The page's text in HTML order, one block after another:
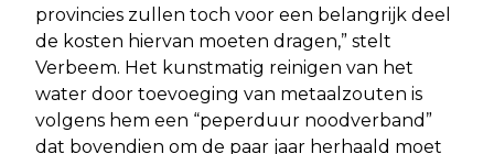
provincies zullen toch voor een belangrijk deel
de kosten hiervan moeten dragen,” stelt
Verbeem. Het kunstmatig reinigen van het
water door toevoeging van metaalzouten is
volgens hem een “peperduur noodverband”
dat bovendien om de paar jaar herhaald moet